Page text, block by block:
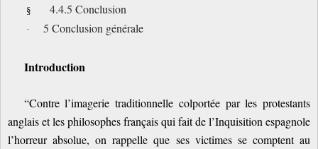
§ 4.4.5 Conclusion
· 5 Conclusion générale
Introduction
“Contre l’imagerie traditionnelle colportée par les protestants
anglais et les philosophes français qui fait de l’Inquisition espagnole
l’horreur absolue, on rappelle que ses victimes se comptent au